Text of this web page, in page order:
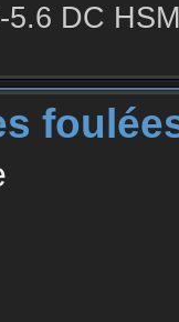
5.6 DC